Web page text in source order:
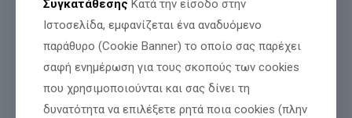
Διαβάστε περισσότερα
Συγκατάθεσης Κατά την είσοδο στην
Ιστοσελίδα, εμφανίζεται ένα αναδυόμενο
παράθυρο (Cookie Banner) το οποίο σας παρέχει
σαφή ενημέρωση για τους σκοπούς των cookies
που χρησιμοποιούνται και σας δίνει τη
δυνατότητα να επιλέξετε ρητά ποια cookies (πλην